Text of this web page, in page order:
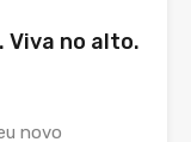
Viva no alto.
novo